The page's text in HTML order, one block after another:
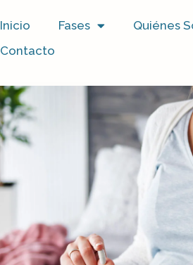
Inicio Fases Quiénes
Contacto